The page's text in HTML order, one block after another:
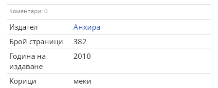
Коментари: 0
Издател
Анхира
Брой страници
382
Година на
издаване
2010
Корици
меки